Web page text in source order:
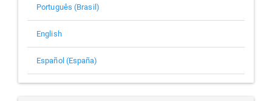
Português (Brasil)
English
Español (España)